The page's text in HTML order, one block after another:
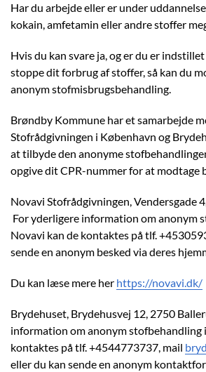
Har du arbejde eller er under
kokain, amfetamin eller andre stoffer
Hvis du kan svare ja, og er du er
stoppe dit forbrug af stoffer, så kan du
anonym stofmisbrugsbehandling.
Brøndby Kommune har et samarbejde
Stofrådgivningen i København og
at tilbyde den anonyme
opgive dit CPR-nummer for at modtage
Novavi Stofrådgivningen, Vendersgade
For yderligere information om anonym
Novavi kan de kontaktes på tlf.
sende en anonym besked via deres
Du kan læse mere her https://novavi.dk/
Brydehuset, Brydehusvej 12, 2750
information om anonym stofbehandling
kontaktes på tlf. +4544773737, mail
eller du kan sende en anonym